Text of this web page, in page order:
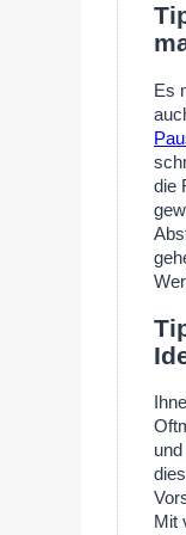
Es
die
Mit